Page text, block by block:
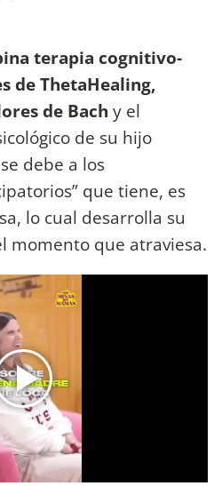
terapia cognitivo-
de ThetaHealing,
de Bach y el
de su hijo
debe a los
que tiene, es
lo cual desarrolla su
momento que atraviesa.